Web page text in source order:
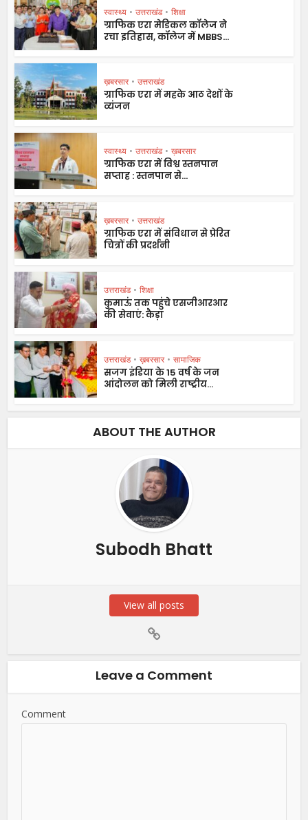
स्वास्थ्य • उत्तराखंड • शिक्षा
ग्राफिक एरा मेडिकल कॉलेज ने
रचा इतिहास, कॉलेज में MBBS...
ख़बरसार • उत्तराखंड
ग्राफिक एरा में महके आठ देशों के
व्यंजन
स्वास्थ्य • उत्तराखंड • ख़बरसार
ग्राफिक एरा में विश्व स्तनपान
सप्ताह : स्तनपान से...
ख़बरसार • उत्तराखंड
ग्राफिक एरा में संविधान से प्रेरित
चित्रों की प्रदर्शनी
उत्तराखंड • शिक्षा
कुमाऊं तक पहुंचे एसजीआरआर
की सेवाएं: कैड़ा
उत्तराखंड • ख़बरसार • सामाजिक
सजग इंडिया के 15 वर्ष के जन
आंदोलन को मिली राष्ट्रीय...
ABOUT THE AUTHOR
Subodh Bhatt
View all posts
Leave a Comment
Comment